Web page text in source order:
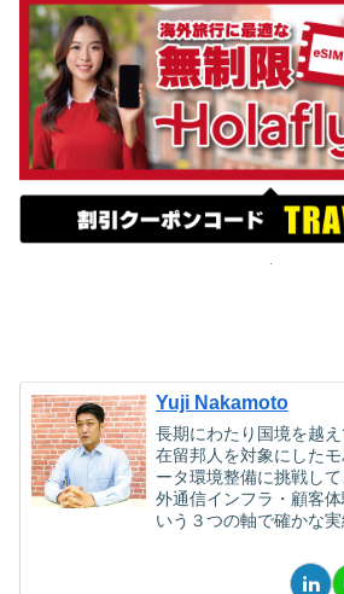
Yuji Nakamoto
長期にわたり国境を越
在留邦人を対象にした
ータ環境整備に挑戦し
外通信インフラ・顧客
いう３つの軸で確かな実